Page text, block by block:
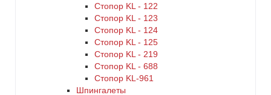
Стопор KL - 122
Стопор KL - 123
Стопор KL - 124
Стопор KL - 125
Стопор KL - 219
Стопор KL - 688
Стопор KL-961
Шпингалеты